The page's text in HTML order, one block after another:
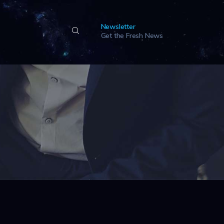
Newsletter
Get the Fresh News